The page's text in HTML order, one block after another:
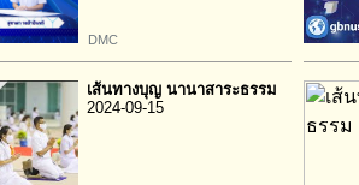
DMC
เส้นทางบุญ นานาสาระธรรม
2024-09-15